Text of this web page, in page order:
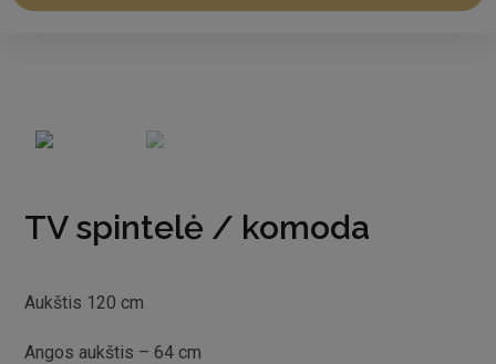
TV spintelė / komoda
Aukštis 120 cm
Angos aukštis – 64 cm